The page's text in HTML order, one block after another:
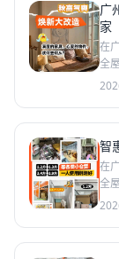
广
家
在
全
囤
智
在
全
囤